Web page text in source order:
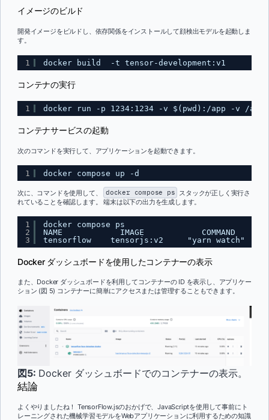
イメージのビルド
開発イメージをビルドし、依存関係をインストールして顔検出モデルを起動しま
す。
1 docker build  -t tensor-development:v1
コンテナの実行
1 docker run -p 1234:1234 -v $(pwd):/app -v /app/
コンテナサービスの起動
次のコマンドを実行して、アプリケーションを起動できます。
1 docker compose up -d
次に、コマンドを使用して、 docker compose ps スタックが正しく実行さ
れていることを確認します。 端末は以下の出力を生成します。
1
2
3
docker compose ps
NAME            IMAGE            COMMAND
tensorflow    tensorjs:v2     "yarn watch"
Docker ダッシュボードを使用したコンテナーの表示
また、Docker ダッシュボードを利用してコンテナーの ID を表示し、アプリケー
ション (図 5) コンテナーに簡単にアクセスまたは管理することもできます。
図5: Docker ダッシュボードでのコンテナーの表示。
結論
よくやりましたね！ TensorFlow.jsのおかげで、JavaScriptを使用して事前にト
レーニングされた機械学習モデルをWebアプリケーションに利用するための知識